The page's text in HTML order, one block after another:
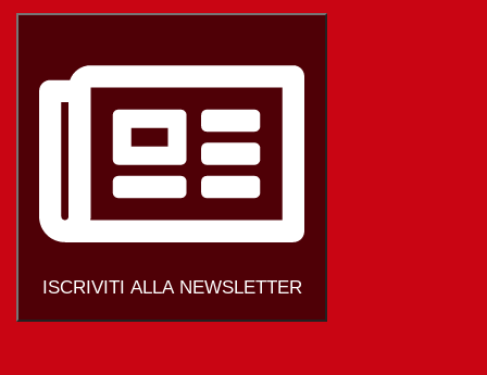
ISCRIVITI ALLA NEWSLETTER